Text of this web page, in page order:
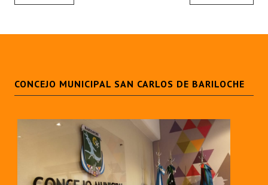
CONCEJO MUNICIPAL SAN CARLOS DE BARILOCHE